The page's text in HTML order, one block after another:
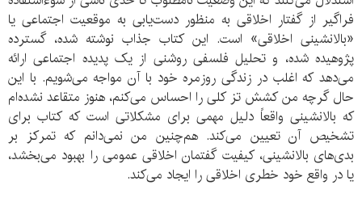
فراگیر از گفتار اخلاقی به منظور دست‌یابی به موقعیت اجتماعی یا
«بالانشینی اخلاقی» است. این کتاب جذاب نوشته شده، گسترده
پژوهیده شده، و تحلیل فلسفی روشنی از یک پدیده اجتماعی ارائه
می‌دهد که اغلب در زندگی روزمره خود با آن مواجه می‌شویم. با این
حال گرچه من کشش تز کلی را احساس می‌کنم، هنوز متقاعد نشده‌ام
که بالانشینی واقعاً دلیل مهمی برای مشکلاتی است که کتاب برای
تشخیص آن تعیین می‌کند. هم‌چنین من نمی‌دانم که تمرکز بر
بدی‌های بالانشینی، کیفیت گفتمان اخلاقی عمومی را بهبود می‌بخشد،
یا در واقع خود خطری اخلاقی را ایجاد می‌کند.